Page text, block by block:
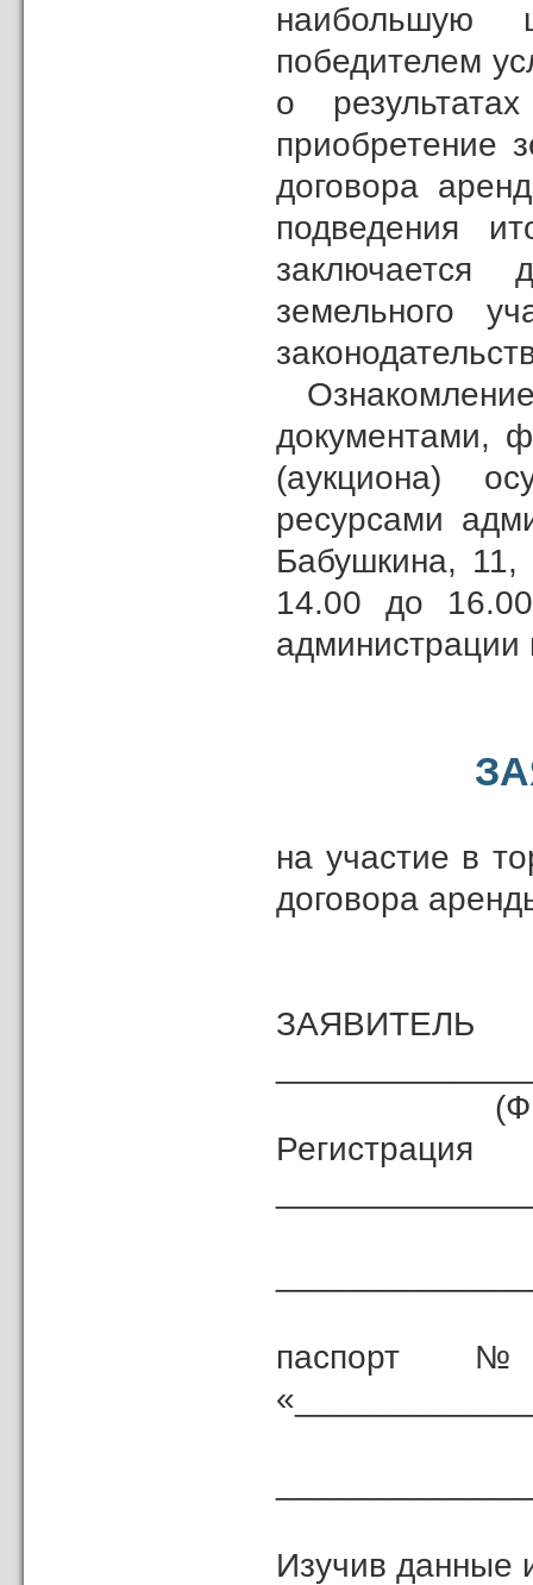
наибольшую
победителем
о
приобретение
договора
подведения
заключается
земельного
документами,
(аукциона)
ресурсами
Бабушкина,
14.00 до
администрации
на участие в
договора
ЗАЯВИТЕЛЬ
паспорт №
Изучив данные